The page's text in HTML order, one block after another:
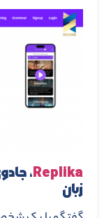
Replika،
زبان